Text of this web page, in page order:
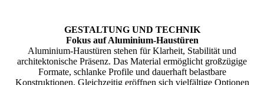
GESTALTUNG UND TECHNIK
Fokus auf Aluminium-Haustüren
Aluminium-Haustüren stehen für Klarheit, Stabilität und
architektonische Präsenz. Das Material ermöglicht großzügige
Formate, schlanke Profile und dauerhaft belastbare
Konstruktionen. Gleichzeitig eröffnen sich vielfältige Optionen